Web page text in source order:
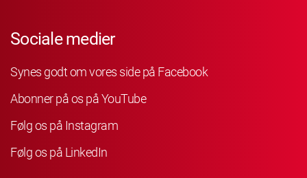
Sociale medier
Synes godt om vores side på Facebook
Abonner på os på YouTube
Følg os på Instagram
Følg os på LinkedIn